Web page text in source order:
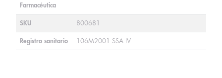
Farmacéutica
SKU 800681
Registro sanitario 106M2001 SSA IV